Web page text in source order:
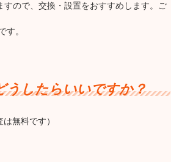
ので、交換・設置をおすすめします。ご
す。
うしたらいいですか？
無料です）